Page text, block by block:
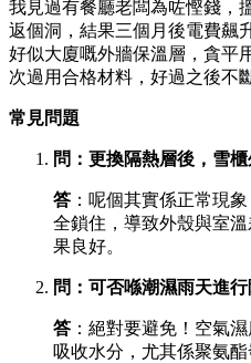
我見過有餐廳老闆為咗慳錢，
返個洞，結果三個月後電費飆
好似大廈嘅外牆保溫層，貪平
次過用合格材料，好過之後不
常見問題
問：更換隔熱層後，雪
答 ：呢個其實係正常現
全鎖住，導致外殼與室
果良好。
問：可否喺潮濕雨天進
答 ：絕對要避免！空氣
吸收水分，尤其係聚氨